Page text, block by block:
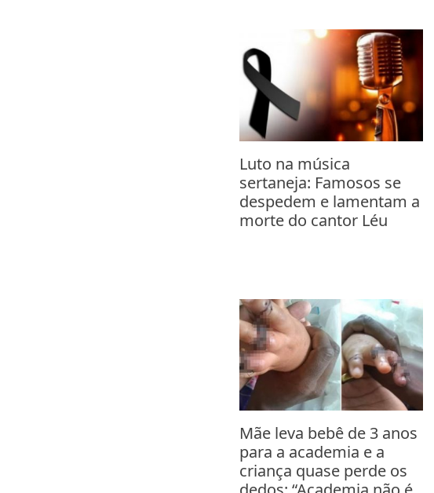
Luto na música
sertaneja: Famosos se
despedem e lamentam a
morte do cantor Léu
Mãe leva bebê de 3 anos
para a academia e a
criança quase perde os